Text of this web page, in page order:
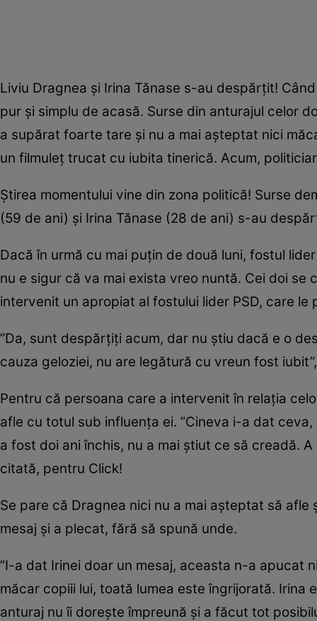
Liviu Dragnea și Irina Tănase s-au despărțit!
pur și simplu de acasă. Surse din anturajul celor
a supărat foarte tare și nu a mai așteptat nici
un filmuleț trucat cu iubita tinerică. Acum,
Știrea momentului vine din zona politică! Surse
(59 de ani) și Irina Tănase (28 de ani) s-au
Dacă în urmă cu mai puțin de două luni, fostul
nu e sigur că va mai exista vreo nuntă. Cei doi
intervenit un apropiat al fostului lider PSD, care le
”Da, sunt despărțiți acum, dar nu știu dacă e o
cauza geloziei, nu are legătură cu vreun fost
Pentru că persoana care a intervenit în relația
afle cu totul sub influența ei. ”Cineva i-a dat
a fost doi ani închis, nu a mai știut ce să creadă.
citată, pentru Click!
Se pare că Dragnea nici nu a mai așteptat să
mesaj și a plecat, fără să spună unde.
”I-a dat Irinei doar un mesaj, aceasta n-a apucat
măcar copiii lui, toată lumea este îngrijorată.
anturaj nu îi dorește împreună și a făcut tot